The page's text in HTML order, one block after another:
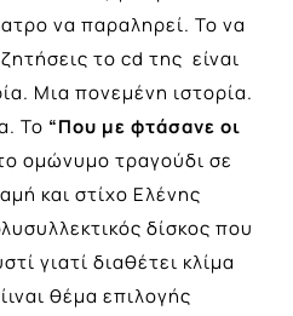
να παραληρεί. Το να
το cd της είναι
Μια πονεμένη ιστορία.
Το “Που με φτάσανε οι
ομώνυμο τραγούδι σε
και στίχο Ελένης
δίσκος που
γιατί διαθέτει κλίμα
θέμα επιλογής